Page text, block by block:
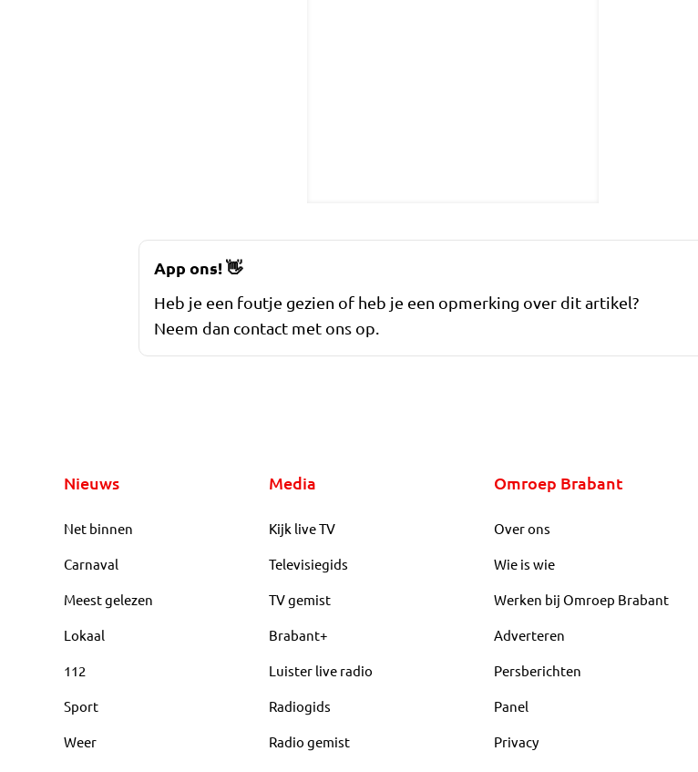
App ons!👋
Heb je een foutje gezien of heb je een opmerking over dit artikel?
Neem dan contact met ons op.
Nieuws
Net binnen
Carnaval
Meest gelezen
Lokaal
112
Sport
Weer
Media
Kijk live TV
Televisiegids
TV gemist
Brabant+
Luister live radio
Radiogids
Radio gemist
Omroep Brabant
Over ons
Wie is wie
Werken bij Omroep Brabant
Adverteren
Persberichten
Panel
Privacy